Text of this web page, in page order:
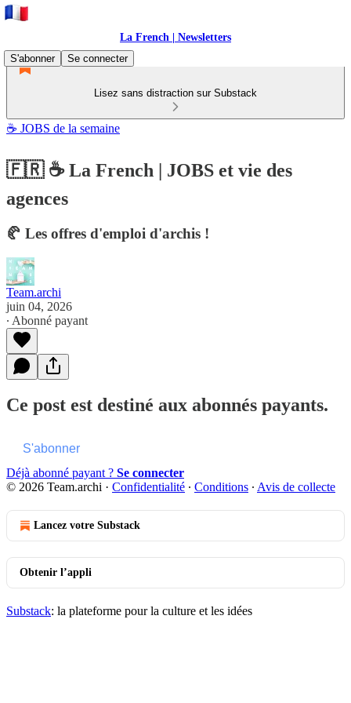
La French | Newsletters
S'abonner
Se connecter
Lisez sans distraction sur Substack
☕ JOBS de la semaine
🇫🇷 ☕ La French | JOBS et vie des
agences
🥐 Les offres d'emploi d'archis !
Team.archi
juin 04, 2026
∙ Abonné payant
Ce post est destiné aux abonnés payants.
S'abonner
Déjà abonné payant ? Se connecter
© 2026 Team.archi · Confidentialité ∙ Conditions ∙ Avis de collecte
Lancez votre Substack
Obtenir l’appli
Substack: la plateforme pour la culture et les idées